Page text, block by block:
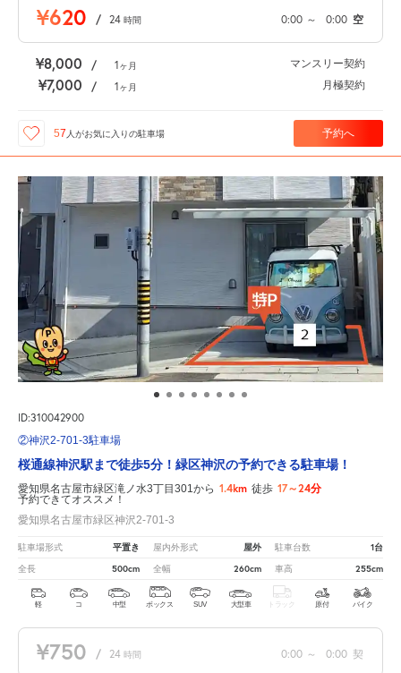
¥620 / 24 時間 0:00 ～ 0:00 空
¥8,000 / 1ヶ月 マンスリー契約
¥7,000 / 1ヶ月 月極契約
57 人がお気に入りの駐車場 予約へ
ID:310042900
②神沢2-701-3駐車場
桜通線神沢駅まで徒歩5分！緑区神沢の予約できる駐車場！
愛知県名古屋市緑区滝ノ水3丁目301から 1.4km 徒歩 17～24分
予約できてオススメ！
愛知県名古屋市緑区神沢2-701-3
駐車場形式 平置き 屋内外形式 屋外 駐車台数 1台
全長 500cm 全幅 260cm 車高 255cm
軽 コ 中型 ボックス SUV 大型車 トラック 原付 バイク
¥750 / 24 時間 0:00 ～ 0:00 契